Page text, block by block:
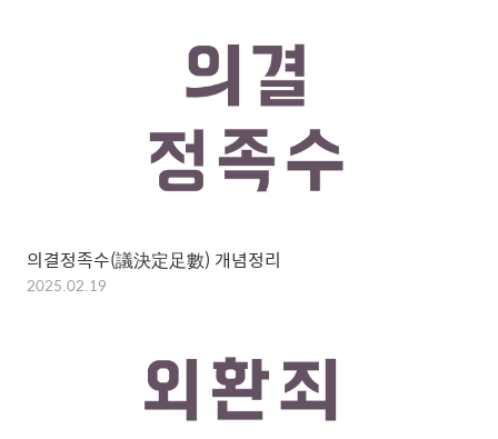
의결정족수(議決定足數) 개념정리
2025.02.19